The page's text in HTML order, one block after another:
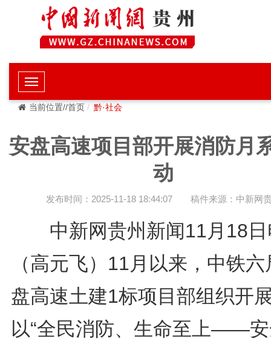
当前位置//首页 黔·社会
安盘高速项目部开展消防月
动
发布时间：2025-11-18 18:44:07 稿件来源：中新网
中新网贵州新闻11月18
（高元飞）11月以来，中铁
盘高速土建1标项目部组织开
以“全民消防、生命至上——